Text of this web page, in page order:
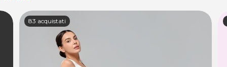
83 acquistati